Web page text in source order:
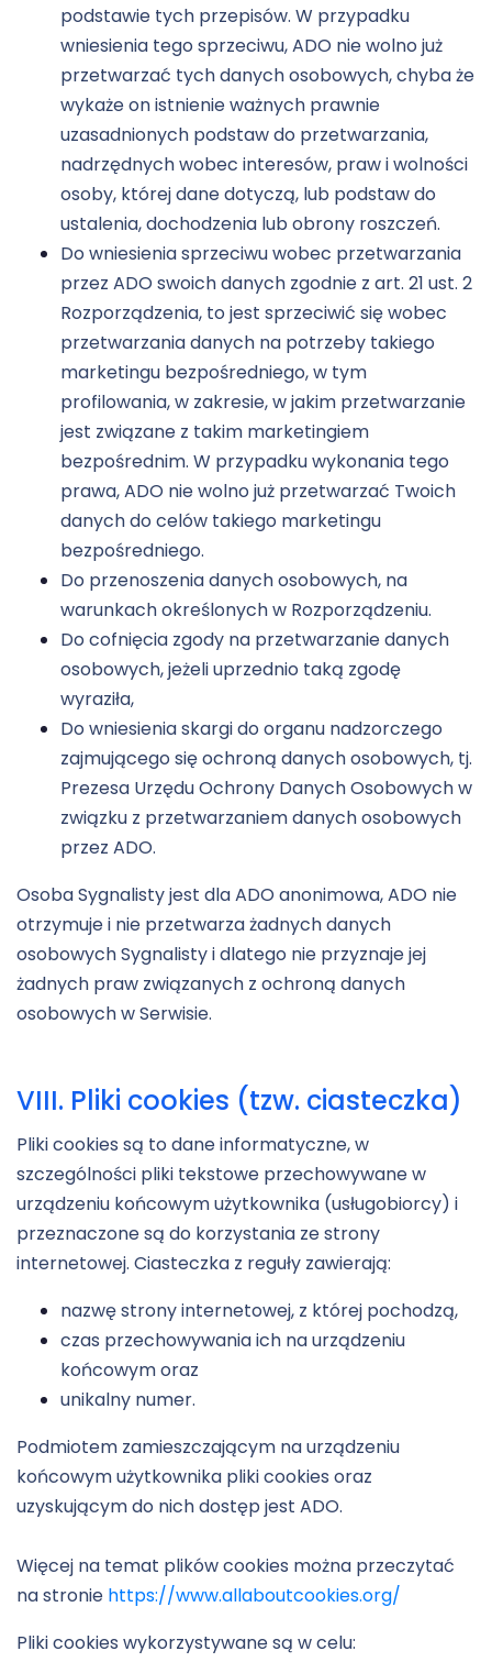
podstawie tych przepisów. W przypadku
wniesienia tego sprzeciwu, ADO nie wolno już
przetwarzać tych danych osobowych, chyba że
wykaże on istnienie ważnych prawnie
uzasadnionych podstaw do przetwarzania,
nadrzędnych wobec interesów, praw i wolności
osoby, której dane dotyczą, lub podstaw do
ustalenia, dochodzenia lub obrony roszczeń.
Do wniesienia sprzeciwu wobec przetwarzania
przez ADO swoich danych zgodnie z art. 21 ust. 2
Rozporządzenia, to jest sprzeciwić się wobec
przetwarzania danych na potrzeby takiego
marketingu bezpośredniego, w tym
profilowania, w zakresie, w jakim przetwarzanie
jest związane z takim marketingiem
bezpośrednim. W przypadku wykonania tego
prawa, ADO nie wolno już przetwarzać Twoich
danych do celów takiego marketingu
bezpośredniego.
Do przenoszenia danych osobowych, na
warunkach określonych w Rozporządzeniu.
Do cofnięcia zgody na przetwarzanie danych
osobowych, jeżeli uprzednio taką zgodę
wyraziła,
Do wniesienia skargi do organu nadzorczego
zajmującego się ochroną danych osobowych, tj.
Prezesa Urzędu Ochrony Danych Osobowych w
związku z przetwarzaniem danych osobowych
przez ADO.
Osoba Sygnalisty jest dla ADO anonimowa, ADO nie
otrzymuje i nie przetwarza żadnych danych
osobowych Sygnalisty i dlatego nie przyznaje jej
żadnych praw związanych z ochroną danych
osobowych w Serwisie.
VIII. Pliki cookies (tzw. ciasteczka)
Pliki cookies są to dane informatyczne, w
szczególności pliki tekstowe przechowywane w
urządzeniu końcowym użytkownika (usługobiorcy) i
przeznaczone są do korzystania ze strony
internetowej. Ciasteczka z reguły zawierają:
nazwę strony internetowej, z której pochodzą,
czas przechowywania ich na urządzeniu
końcowym oraz
unikalny numer.
Podmiotem zamieszczającym na urządzeniu
końcowym użytkownika pliki cookies oraz
uzyskującym do nich dostęp jest ADO.
Więcej na temat plików cookies można przeczytać
na stronie https://www.allaboutcookies.org/
Pliki cookies wykorzystywane są w celu: